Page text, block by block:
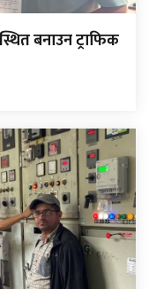
बनाउन ट्राफिक